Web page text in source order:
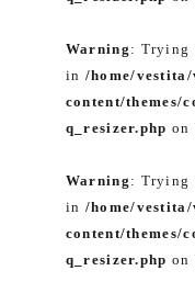
Warning : Trying
in /home/
content/themes/
q_resizer.php on
Warning : Trying
in /home/
content/themes/
q_resizer.php on